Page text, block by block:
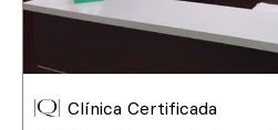
Clínica Certificada